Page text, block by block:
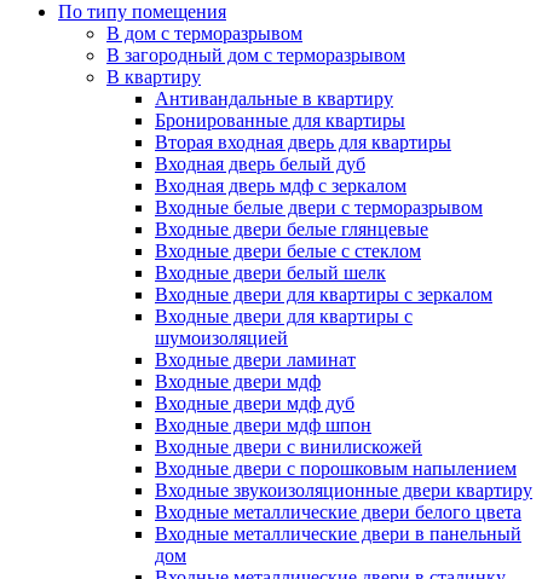
По типу помещения
В дом с терморазрывом
В загородный дом с терморазрывом
В квартиру
Антивандальные в квартиру
Бронированные для квартиры
Вторая входная дверь для квартиры
Входная дверь белый дуб
Входная дверь мдф с зеркалом
Входные белые двери с терморазрывом
Входные двери белые глянцевые
Входные двери белые с стеклом
Входные двери белый шелк
Входные двери для квартиры с зеркалом
Входные двери для квартиры с
шумоизоляцией
Входные двери ламинат
Входные двери мдф
Входные двери мдф дуб
Входные двери мдф шпон
Входные двери с винилискожей
Входные двери с порошковым напылением
Входные звукоизоляционные двери квартиру
Входные металлические двери белого цвета
Входные металлические двери в панельный
дом